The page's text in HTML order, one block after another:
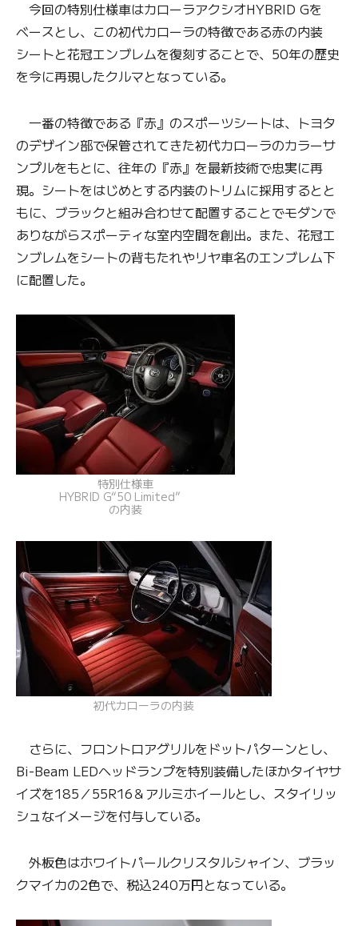
今回の特別仕様車はカローラアクシオHYBRID Gを
ベースとし、この初代カローラの特徴である赤の内装
シートと花冠エンブレムを復刻することで、50年の歴史
を今に再現したクルマとなっている。
一番の特徴である『赤』のスポーツシートは、トヨタ
のデザイン部で保管されてきた初代カローラのカラーサ
ンプルをもとに、往年の『赤』を最新技術で忠実に再
現。シートをはじめとする内装のトリムに採用するとと
もに、ブラックと組み合わせて配置することでモダンで
ありながらスポーティな室内空間を創出。また、花冠エ
ンブレムをシートの背もたれやリヤ車名のエンブレム下
に配置した。
特別仕様車
HYBRID G“50 Limited”
の内装
初代カローラの内装
さらに、フロントロアグリルをドットパターンとし、
Bi-Beam LEDヘッドランプを特別装備したほかタイヤサ
イズを185／55R16＆アルミホイールとし、スタイリッ
シュなイメージを付与している。
外板色はホワイトパールクリスタルシャイン、ブラッ
クマイカの2色で、税込240万円となっている。